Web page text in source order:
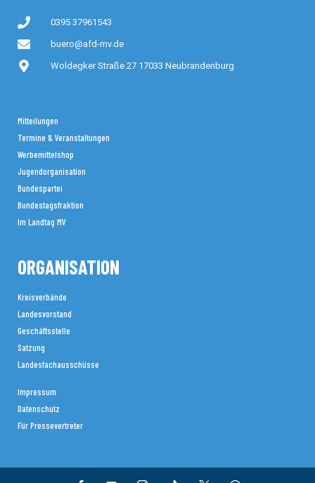
0395 37961543
buero@afd-mv.de
Woldegker Straße 27 17033 Neubrandenburg
Mitteilungen
Termine & Veranstaltungen
Werbemittelshop
Jugendorganisation
Bundespartei
Bundestagsfraktion
Im Landtag MV
ORGANISATION
Kreisverbände
Landesvorstand
Geschäftsstelle
Satzung
Landesfachausschüsse
Impressum
Datenschutz
Für Pressevertreter